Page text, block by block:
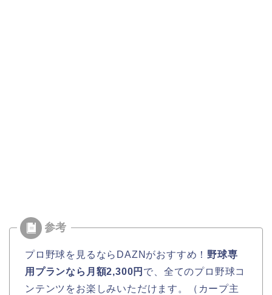
プロ野球を見るならDAZNがおすすめ！ 野球専
用プランなら月額2,300円 で、全てのプロ野球コ
ンテンツをお楽しみいただけます。（カープ主